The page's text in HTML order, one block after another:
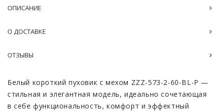
ОПИСАНИЕ
О ДОСТАВКЕ
ОТЗЫВЫ
Белый короткий пуховик с мехом ZZZ-573-2-60-BL-P —
стильная и элегантная модель, идеально сочетающая
в себе функциональность, комфорт и эффектный